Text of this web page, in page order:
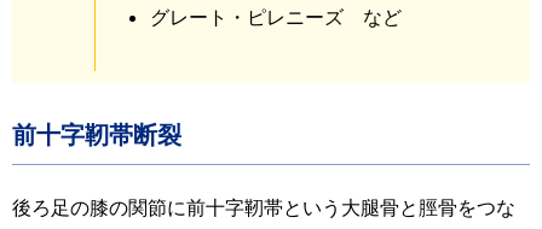
グレート・ピレニーズ など
前十字靭帯断裂
後ろ足の膝の関節に前十字靭帯という大腿骨と脛骨をつな